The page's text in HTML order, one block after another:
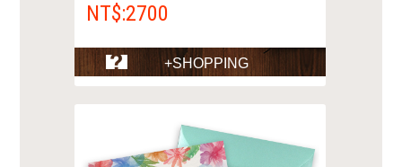
NT$:2700
+SHOPPING